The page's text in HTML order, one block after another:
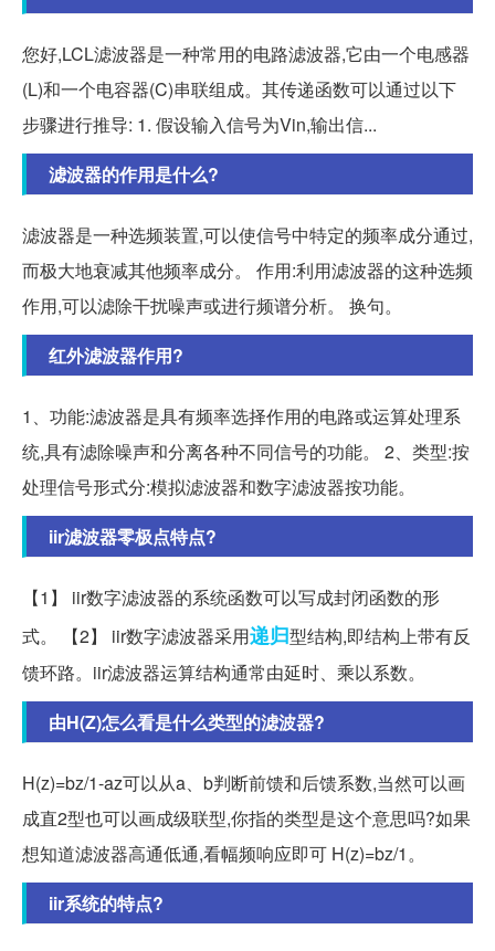
您好,LCL滤波器是一种常用的电路滤波器,它由一个电感器
(L)和一个电容器(C)串联组成。其传递函数可以通过以下
步骤进行推导: 1. 假设输入信号为Vin,输出信...
滤波器的作用是什么?
滤波器是一种选频装置,可以使信号中特定的频率成分通过,
而极大地衰减其他频率成分。 作用:利用滤波器的这种选频
作用,可以滤除干扰噪声或进行频谱分析。 换句。
红外滤波器作用?
1、功能:滤波器是具有频率选择作用的电路或运算处理系
统,具有滤除噪声和分离各种不同信号的功能。 2、类型:按
处理信号形式分:模拟滤波器和数字滤波器按功能。
iir滤波器零极点特点?
【1】 iir数字滤波器的系统函数可以写成封闭函数的形
式。 【2】 iir数字滤波器采用递归型结构,即结构上带有反
馈环路。iir滤波器运算结构通常由延时、乘以系数。
由H(Z)怎么看是什么类型的滤波器?
H(z)=bz/1-az可以从a、b判断前馈和后馈系数,当然可以画
成直2型也可以画成级联型,你指的类型是这个意思吗?如果
想知道滤波器高通低通,看幅频响应即可 H(z)=bz/1。
iir系统的特点?